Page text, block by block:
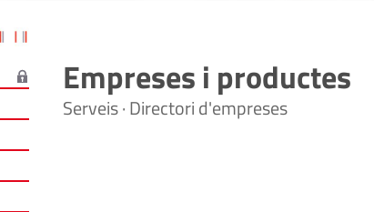
Empreses i productes
Serveis · Directori d'empreses